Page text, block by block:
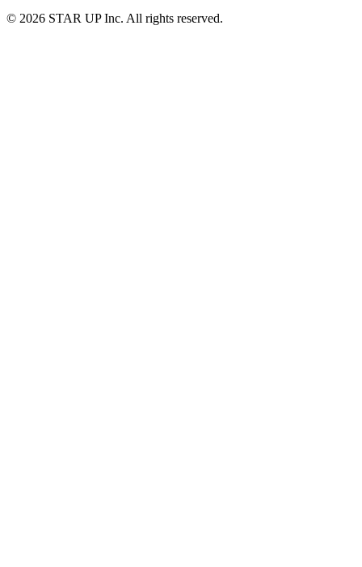
© 2026 STAR UP Inc. All rights reserved.